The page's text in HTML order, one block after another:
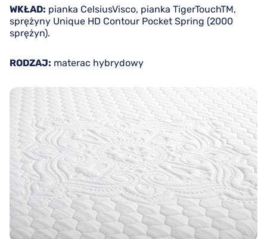
WKŁAD: pianka CelsiusVisco, pianka TigerTouchTM,
sprężyny Unique HD Contour Pocket Spring (2000
sprężyn).
RODZAJ: materac hybrydowy